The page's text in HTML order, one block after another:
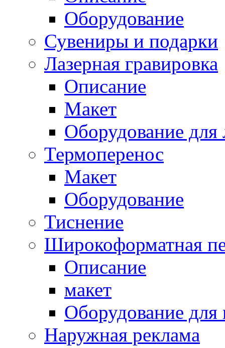
Оборудование
Сувениры и подарки
Лазерная гравировка
Описание
Макет
Оборудование для
Термоперенос
Макет
Оборудование
Тиснение
Широкоформатная
Описание
макет
Оборудование
Наружная реклама